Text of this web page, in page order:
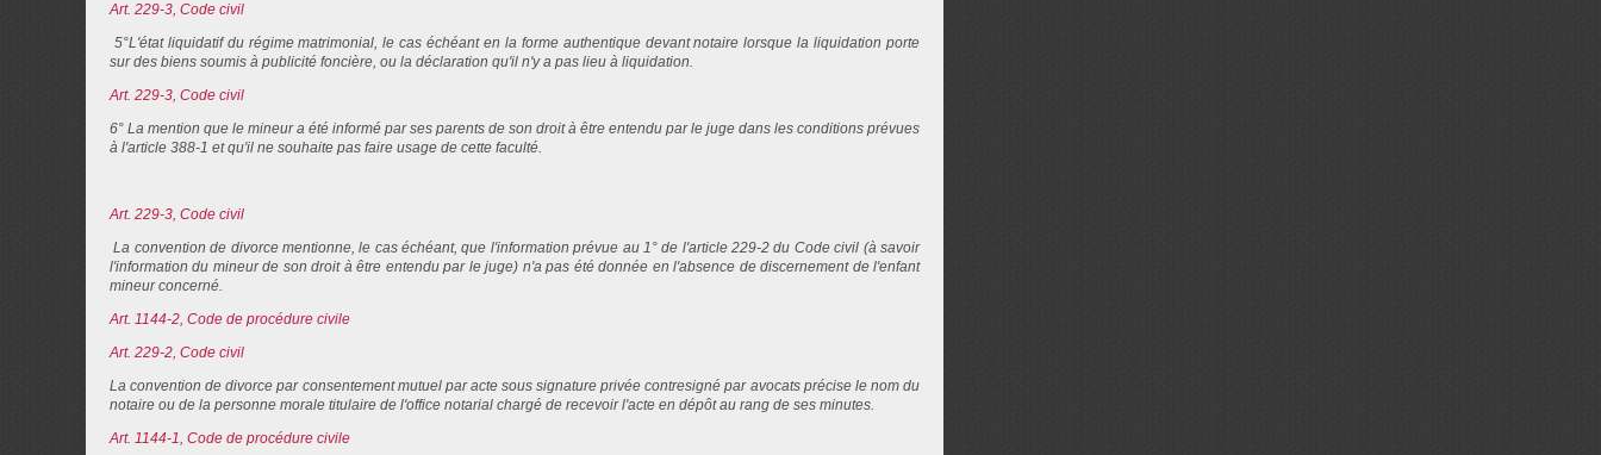
Art. 229-3, Code civil
5°L'état liquidatif du régime matrimonial, le cas échéant en la forme authentique devant notaire lorsque la liquidation porte
sur des biens soumis à publicité foncière, ou la déclaration qu'il n'y a pas lieu à liquidation.
Art. 229-3, Code civil
6° La mention que le mineur a été informé par ses parents de son droit à être entendu par le juge dans les conditions prévues
à l'article 388-1 et qu'il ne souhaite pas faire usage de cette faculté.
Art. 229-3, Code civil
La convention de divorce mentionne, le cas échéant, que l'information prévue au 1° de l'article 229-2 du Code civil (à savoir
l'information du mineur de son droit à être entendu par le juge) n'a pas été donnée en l'absence de discernement de l'enfant
mineur concerné.
Art. 1144-2, Code de procédure civile
Art. 229-2, Code civil
La convention de divorce par consentement mutuel par acte sous signature privée contresigné par avocats précise le nom du
notaire ou de la personne morale titulaire de l'office notarial chargé de recevoir l'acte en dépôt au rang de ses minutes.
Art. 1144-1, Code de procédure civile